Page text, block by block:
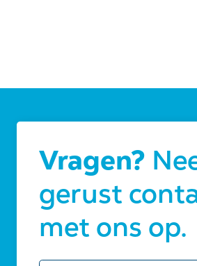
Vragen?
gerust
met ons op.